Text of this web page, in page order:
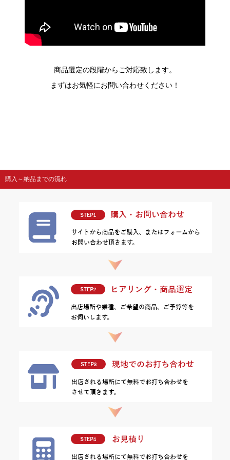
商品選定の段階からご対応致します。
まずはお気軽にお問い合わせください！
購入～納品までの流れ